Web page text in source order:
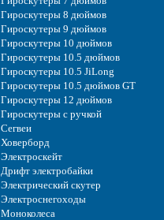
Гироскутеры 8 дюймов
Гироскутеры 9 дюймов
Гироскутеры 10 дюймов
Гироскутеры 10.5 дюймов
Гироскутеры 10.5 JiLong
Гироскутеры 10.5 дюймов GT
Гироскутеры 12 дюймов
Гироскутеры с ручкой
Сегвеи
Ховерборд
Электроскейт
Дрифт электробайки
Электрический скутер
Электроснегоходы
Моноколеса